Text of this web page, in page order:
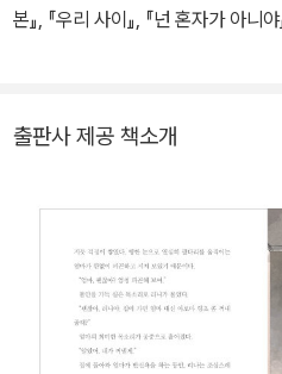
본』, 『우리 사이』, 『넌 혼자가 아니야
출판사 제공 책소개